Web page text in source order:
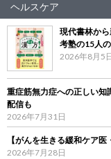
ヘルスケア
現代書林か
考塾の15人
2026年8月5
重症筋無力症への正しい
配信も
2026年7月31日
【がんを生きる緩和ケア
2026年7月28日